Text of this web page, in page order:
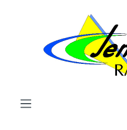
Zum Hauptinhalt springen